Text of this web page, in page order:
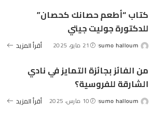
كتاب “أطعم حصانك كحصان”
للدكتورة جوليت جيتي
Posted
sumo halloum 21 مايو، 2025 أقرأ المزيد
من الفائز بجائزة التمايز في نادي
الشارقة للفروسية؟
Posted
sumo halloum 10 مارس، 2025 أقرأ المزيد